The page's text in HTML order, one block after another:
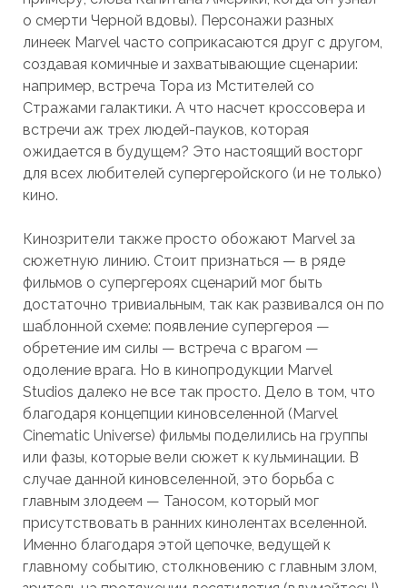
о смерти Черной вдовы). Персонажи разных
линеек Marvel часто соприкасаются друг с другом,
создавая комичные и захватывающие сценарии:
например, встреча Тора из Мстителей со
Стражами галактики. А что насчет кроссовера и
встречи аж трех людей-пауков, которая
ожидается в будущем? Это настоящий восторг
для всех любителей супергеройского (и не только)
кино.
Кинозрители также просто обожают Marvel за
сюжетную линию. Стоит признаться — в ряде
фильмов о супергероях сценарий мог быть
достаточно тривиальным, так как развивался он по
шаблонной схеме: появление супергероя —
обретение им силы — встреча с врагом —
одоление врага. Но в кинопродукции Marvel
Studios далеко не все так просто. Дело в том, что
благодаря концепции киновселенной (Marvel
Cinematic Universe) фильмы поделились на группы
или фазы, которые вели сюжет к кульминации. В
случае данной киновселенной, это борьба с
главным злодеем — Таносом, который мог
присутствовать в ранних кинолентах вселенной.
Именно благодаря этой цепочке, ведущей к
главному событию, столкновению с главным злом,